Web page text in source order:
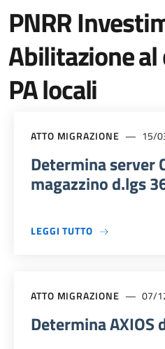
PNRR
Abilitazione
PA locali
ATTO MIGRAZIONE 15/
Determina server
magazzino d.lgs
LEGGI TUTTOA PROPOSITO
ATTO MIGRAZIONE 07/
Determina AXIOS